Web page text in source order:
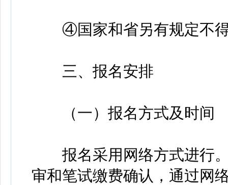
④国家和省另有规定不得
三、报名安排
（一）报名方式及时间
报名采用网络方式进行。
审和笔试缴费确认，通过网